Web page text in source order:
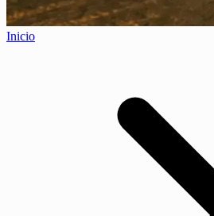
Inicio